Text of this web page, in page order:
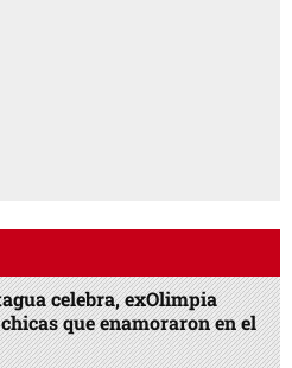
celebra, exOlimpia
que enamoraron en el